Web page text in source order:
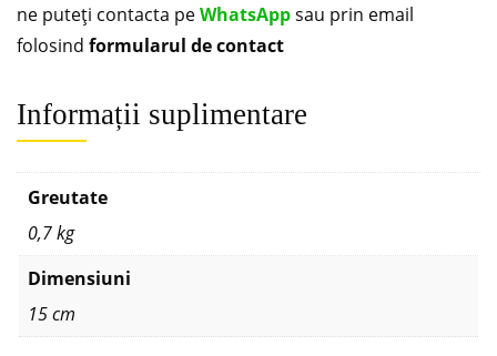
ne puteți contacta peWhatsAppsau prin email
folosind formularul de contact
Informații suplimentare
Greutate
0,7 kg
Dimensiuni
15 cm